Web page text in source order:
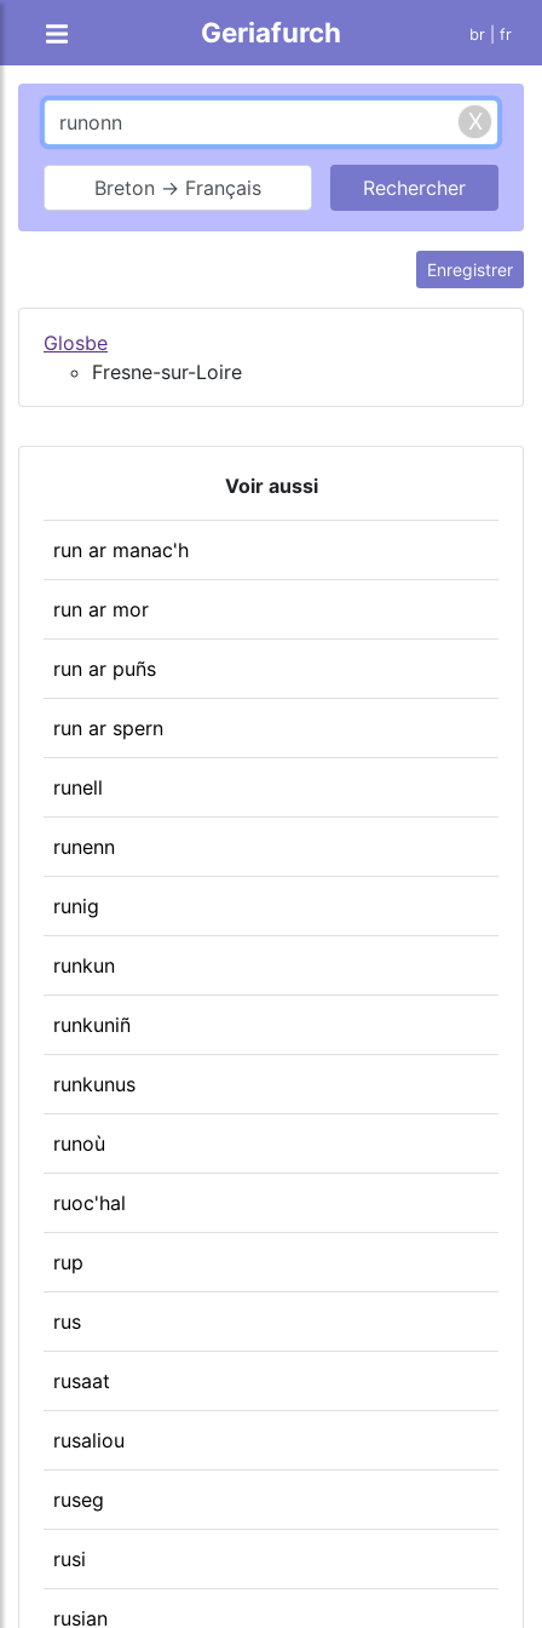
Geriafurch br | fr
Breton → Français
Enregistrer
Glosbe
Fresne-sur-Loire
Voir aussi
run ar manac'h
run ar mor
run ar puñs
run ar spern
runell
runenn
runig
runkun
runkuniñ
runkunus
runoù
ruoc'hal
rup
rus
rusaat
rusaliou
ruseg
rusi
rusian